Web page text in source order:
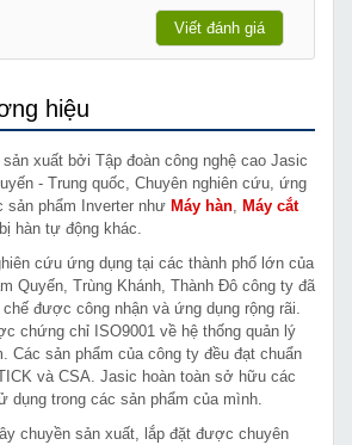
Viết đánh giá
hiệu
xuất bởi Tập đoàn công nghệ cao Jasic
- Trung quốc, Chuyên nghiên cứu, ứng
sản phẩm Inverter như Máy hàn, Máy cắt
hàn tự động khác.
cứu ứng dụng tại các thành phố lớn của
Quyến, Trùng Khánh, Thành Đô công ty đã
được công nhận và ứng dụng rộng rãi.
chứng chỉ ISO9001 về hệ thống quản lý
Các sản phẩm của công ty đều đạt chuẩn
và CSA. Jasic hoàn toàn sở hữu các
dụng trong các sản phẩm của mình.
chuyền sản xuất, lắp đặt được chuyên